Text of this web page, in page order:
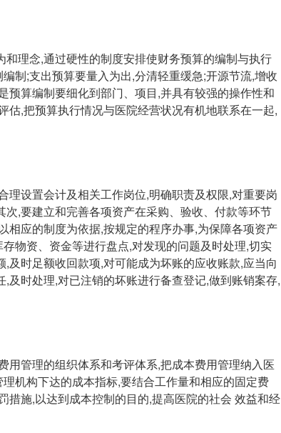
理念,通过硬性的制度安排使财务预算的编制与执行
制;支出预算要量入为出,分清轻重缓急;开源节流,增收
预算编制要细化到部门、项目,并具有较强的操作性和
估,把预算执行情况与医院经营状况有机地联系在一起,
设置会计及相关工作岗位,明确职责及权限,对重要岗
,要建立和完善各项资产在采购、验收、付款等环节
相应的制度为依据,按规定的程序办事,为保障各项资产
物资、资金等进行盘点,对发现的问题及时处理,切实
时足额收回款项,对可能成为坏账的应收账款,应当向
及时处理,对已注销的坏账进行备查登记,做到账销案存,
管理的组织体系和考评体系,把成本费用管理纳入医
机构下达的成本指标,要结合工作量和相应的固定费
措施,以达到成本控制的目的,提高医院的社会 效益和经